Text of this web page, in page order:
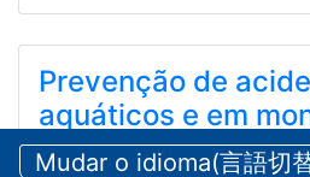
Prevenção de
aquáticos e em
durante o verão
Mudar o idioma(言語切